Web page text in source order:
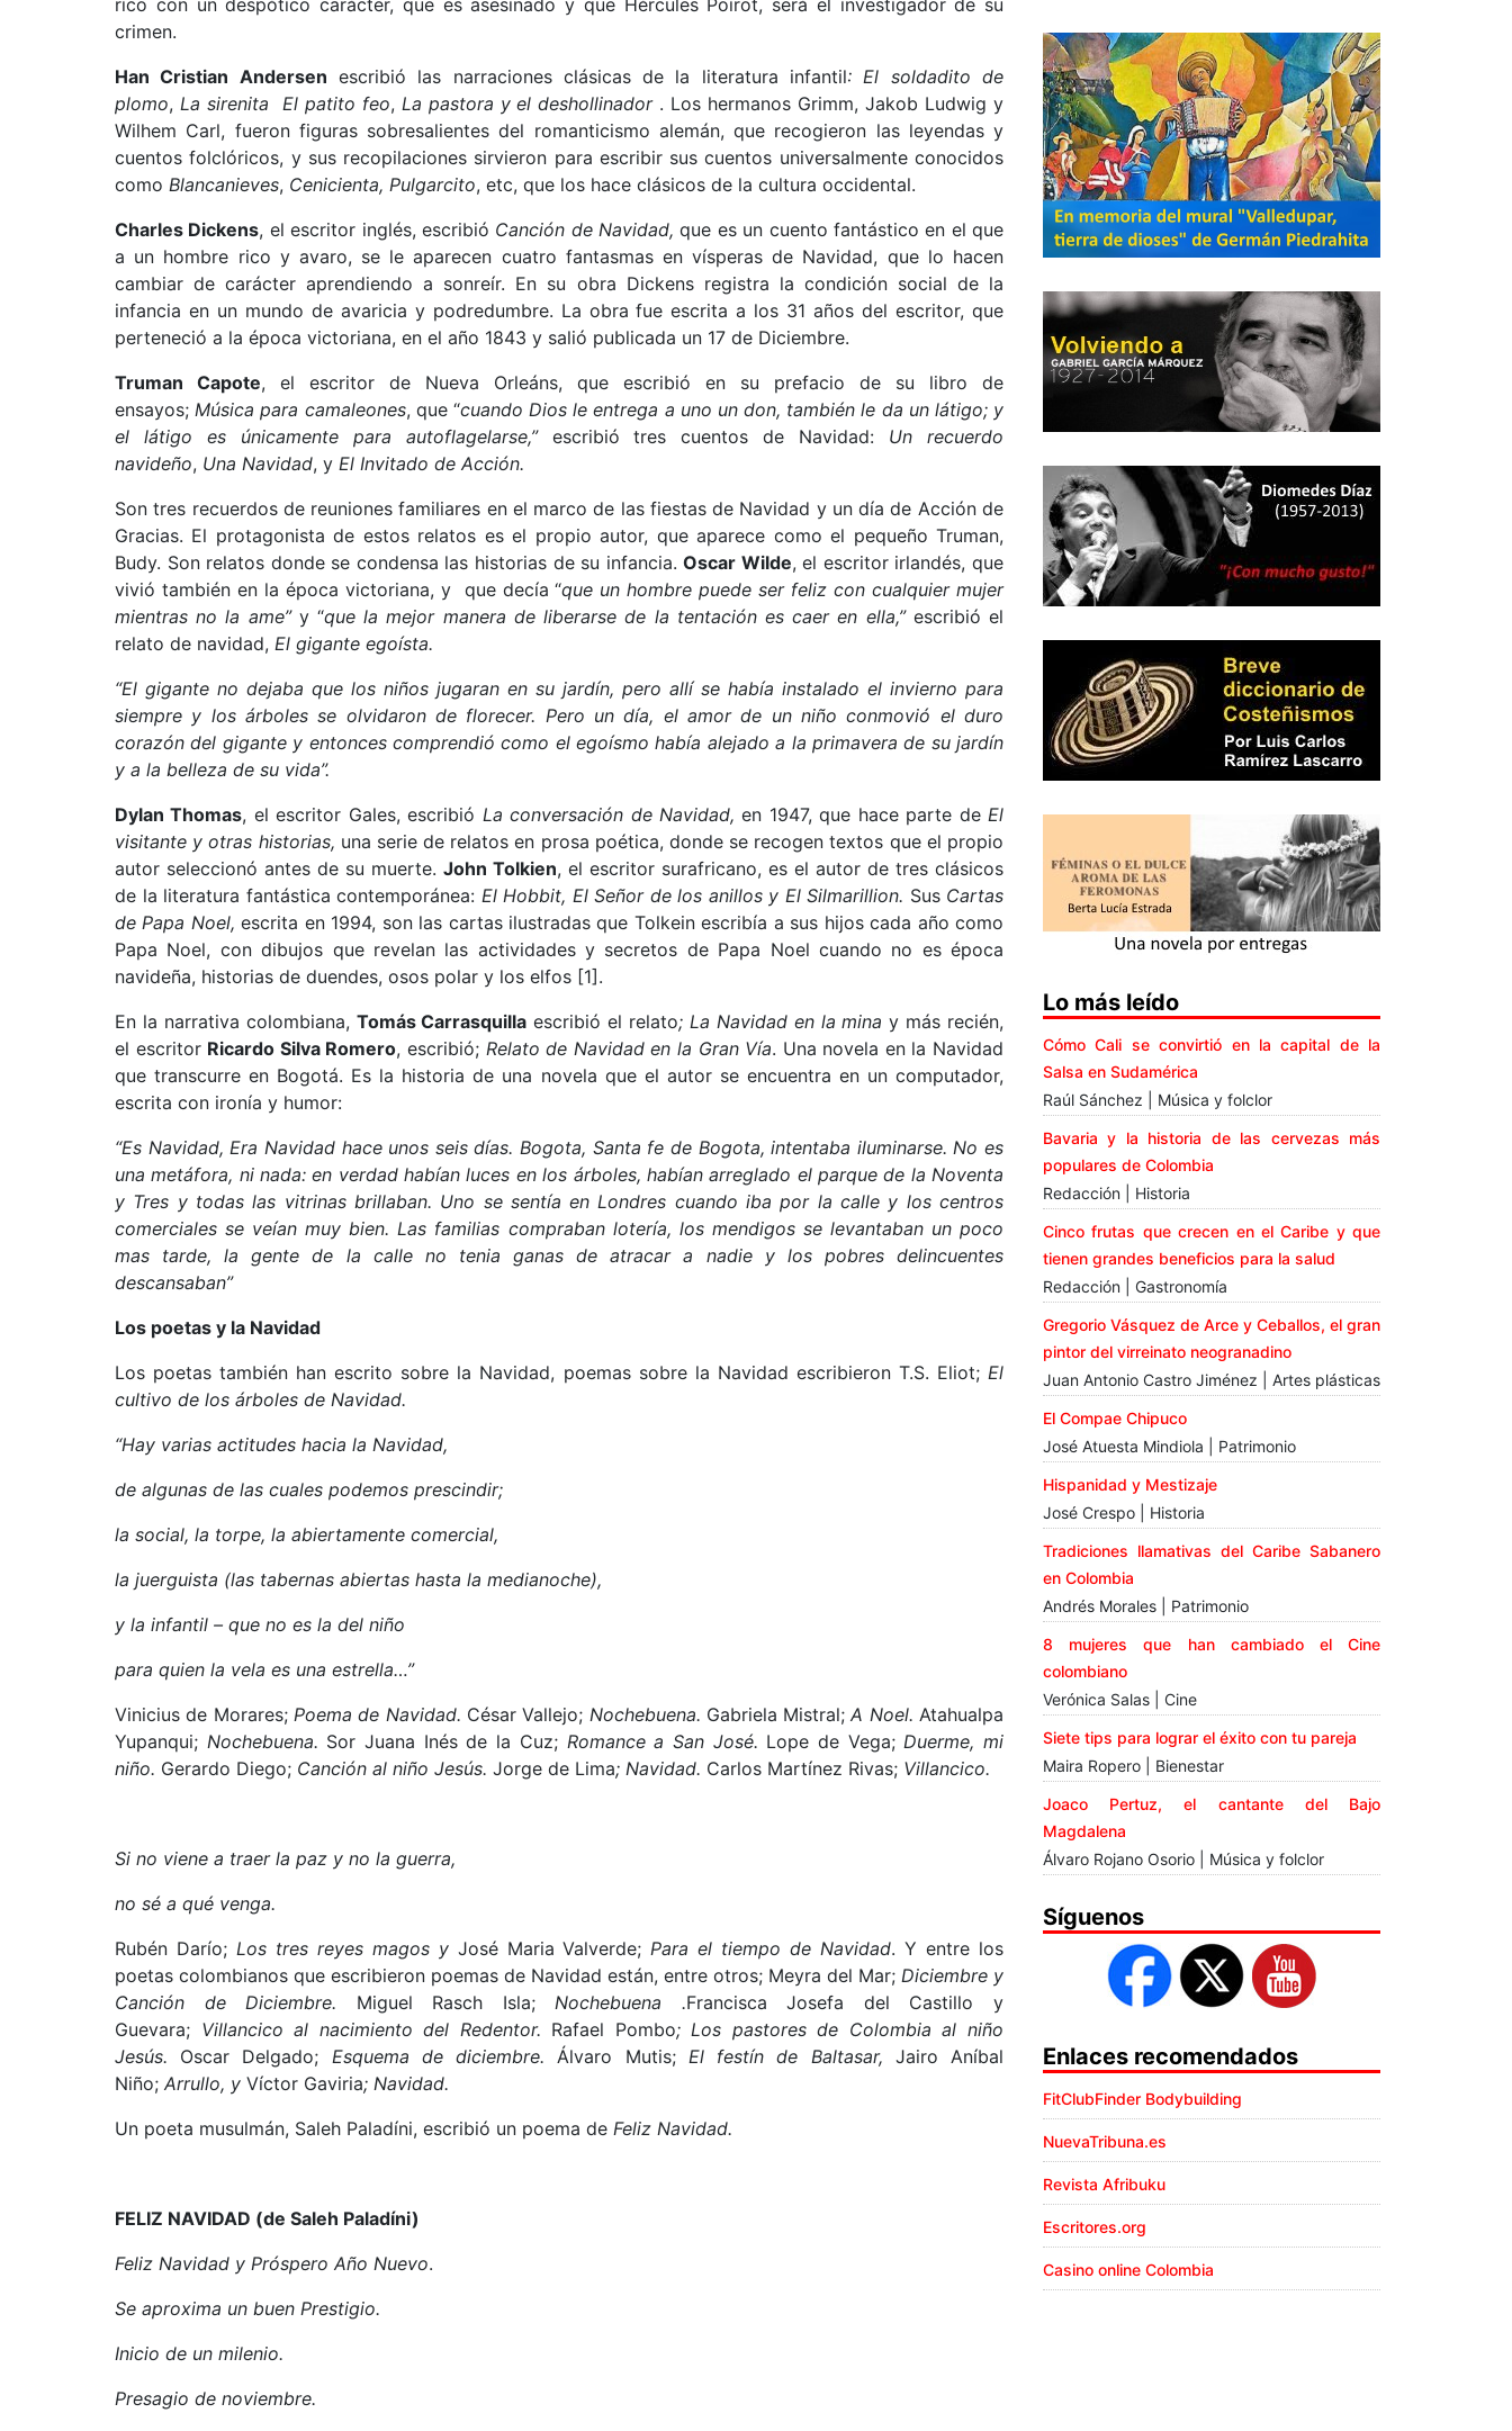
rico con un despótico carácter, que es asesinado y que Hércules Poirot, será el investigador de su
crimen.
Han Cristian Andersen escribió las narraciones clásicas de la literatura infantil: El soldadito de
plomo, La sirenita El patito feo, La pastora y el deshollinador. Los hermanos Grimm, Jakob Ludwig y
Wilhem Carl, fueron figuras sobresalientes del romanticismo alemán, que recogieron las leyendas y
cuentos folclóricos, y sus recopilaciones sirvieron para escribir sus cuentos universalmente conocidos
como Blancanieves, Cenicienta, Pulgarcito, etc, que los hace clásicos de la cultura occidental.
Charles Dickens, el escritor inglés, escribió Canción de Navidad, que es un cuento fantástico en el que
a un hombre rico y avaro, se le aparecen cuatro fantasmas en vísperas de Navidad, que lo hacen
cambiar de carácter aprendiendo a sonreír. En su obra Dickens registra la condición social de la
infancia en un mundo de avaricia y podredumbre. La obra fue escrita a los 31 años del escritor, que
perteneció a la época victoriana, en el año 1843 y salió publicada un 17 de Diciembre.
Truman Capote, el escritor de Nueva Orleáns, que escribió en su prefacio de su libro de
ensayos;Música para camaleones, que “cuando Dios le entrega a uno un don, también le da un látigo; y
el látigo es únicamente para autoflagelarse,”escribió tres cuentos de Navidad: Un recuerdo
navideño, Una Navidad, y El Invitado de Acción.
Son tres recuerdos de reuniones familiares en el marco de las fiestas de Navidad y un día de Acción de
Gracias. El protagonista de estos relatos es el propio autor, que aparece como el pequeño Truman,
Budy. Son relatos donde se condensa las historias de su infancia.Oscar Wilde, el escritor irlandés, que
vivió también en la época victoriana, y que decía “que un hombre puede ser feliz con cualquier mujer
mientras no la ame”y “que la mejor manera de liberarse de la tentación es caer en ella,” escribió el
relato de navidad, El gigante egoísta.
“El gigante no dejaba que los niños jugaran en su jardín, pero allí se había instalado el invierno para
siempre y los árboles se olvidaron de florecer. Pero un día, el amor de un niño conmovió el duro
corazón del gigante y entonces comprendió como el egoísmo había alejado a la primavera de su jardín
y a la belleza de su vida”.
Dylan Thomas, el escritor Gales, escribió La conversación de Navidad,en 1947, que hace parte de El
visitante y otras historias, una serie de relatos en prosa poética, donde se recogen textos que el propio
autor seleccionó antes de su muerte. John Tolkien, el escritor surafricano, es el autor de tres clásicos
de la literatura fantástica contemporánea: El Hobbit, El Señor de los anillos y El Silmarillion. SusCartas
de Papa Noel,escrita en 1994, son las cartas ilustradas que Tolkein escribía a sus hijos cada año como
Papa Noel, con dibujos que revelan las actividades y secretos de Papa Noel cuando no es época
navideña, historias de duendes, osos polar y los elfos [1].
En la narrativa colombiana, Tomás Carrasquilla escribió el relato; La Navidad en la mina y más recién,
el escritor Ricardo Silva Romero, escribió; Relato de Navidad en la Gran Vía. Una novela en la Navidad
que transcurre en Bogotá. Es la historia de una novela que el autor se encuentra en un computador,
escrita con ironía y humor:
“Es Navidad, Era Navidad hace unos seis días. Bogota, Santa fe de Bogota, intentaba iluminarse. No es
una metáfora, ni nada: en verdad habían luces en los árboles, habían arreglado el parque de la Noventa
y Tres y todas las vitrinas brillaban. Uno se sentía en Londres cuando iba por la calle y los centros
comerciales se veían muy bien. Las familias compraban lotería, los mendigos se levantaban un poco
mas tarde, la gente de la calle no tenia ganas de atracar a nadie y los pobres delincuentes
descansaban”
Los poetas y la Navidad
Los poetas también han escrito sobre la Navidad, poemas sobre la Navidad escribieron T.S. Eliot; El
cultivo de los árboles de Navidad.
“Hay varias actitudes hacia la Navidad,
de algunas de las cuales podemos prescindir;
la social, la torpe, la abiertamente comercial,
la juerguista (las tabernas abiertas hasta la medianoche),
y la infantil – que no es la del niño
para quien la vela es una estrella…”
Vinicius de Morares; Poema de Navidad. César Vallejo; Nochebuena. Gabriela Mistral;A Noel.Atahualpa
Yupanqui; Nochebuena. Sor Juana Inés de la Cuz; Romance a San José. Lope de Vega;Duerme, mi
niño. Gerardo Diego; Canción al niño Jesús. Jorge de Lima; Navidad. Carlos Martínez Rivas; Villancico.
Si no viene a traer la paz y no la guerra,
no sé a qué venga.
Rubén Darío; Los tres reyes magos y José Maria Valverde;Para el tiempo de Navidad. Y entre los
poetas colombianos que escribieron poemas de Navidad están, entre otros; Meyra del Mar; Diciembre y
Canción de Diciembre. Miguel Rasch Isla;Nochebuena .Francisca Josefa del Castillo y
Guevara; Villancico al nacimiento del Redentor. Rafael Pombo; Los pastores de Colombia al niño
Jesús. Oscar Delgado; Esquema de diciembre.Álvaro Mutis; El festín de Baltasar, Jairo Aníbal
Niño; Arrullo, y Víctor Gaviria; Navidad.
Un poeta musulmán, Saleh Paladíni, escribió un poema de Feliz Navidad.
FELIZ NAVIDAD (de Saleh Paladíni)
Feliz Navidad y Próspero Año Nuevo.
Se aproxima un buen Prestigio.
Inicio de un milenio.
Presagio de noviembre.
Lo más leído
Cómo Cali se convirtió en la capital de la
Salsa en Sudamérica
Raúl Sánchez | Música y folclor
Bavaria y la historia de las cervezas más
populares de Colombia
Redacción | Historia
Cinco frutas que crecen en el Caribe y que
tienen grandes beneficios para la salud
Redacción | Gastronomía
Gregorio Vásquez de Arce y Ceballos, el gran
pintor del virreinato neogranadino
Juan Antonio Castro Jiménez | Artes plásticas
El Compae Chipuco
José Atuesta Mindiola | Patrimonio
Hispanidad y Mestizaje
José Crespo | Historia
Tradiciones llamativas del Caribe Sabanero
en Colombia
Andrés Morales | Patrimonio
8 mujeres que han cambiado el Cine
colombiano
Verónica Salas | Cine
Siete tips para lograr el éxito con tu pareja
Maira Ropero | Bienestar
Joaco Pertuz, el cantante del Bajo
Magdalena
Álvaro Rojano Osorio | Música y folclor
Síguenos
Enlaces recomendados
FitClubFinder Bodybuilding
NuevaTribuna.es
Revista Afribuku
Escritores.org
Casino online Colombia